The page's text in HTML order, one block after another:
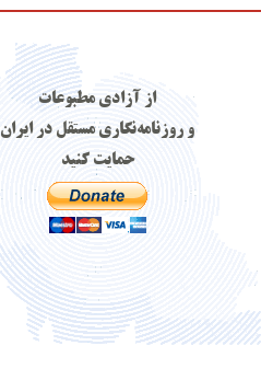
از آزادی مطبوعات
و روزنامه‌نگاری مستقل در ایران
حمایت کنید